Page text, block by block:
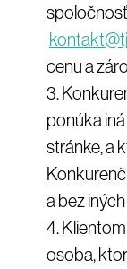
cenu a
ponúka
stránke, a
a bez
osoba,